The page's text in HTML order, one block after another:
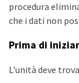
procedura
che i dati non
Prima di
L'unità deve